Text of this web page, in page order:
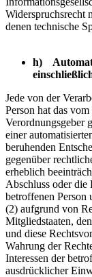
Widerspruchsrecht
denen technische
h)
Jede von der
Person hat das
Verordnungsgeber
einer
beruhenden
gegenüber
erheblich
Abschluss oder die
betroffenen Person
(2) aufgrund von
Mitgliedstaaten,
und diese
Wahrung der
Interessen der
ausdrücklicher